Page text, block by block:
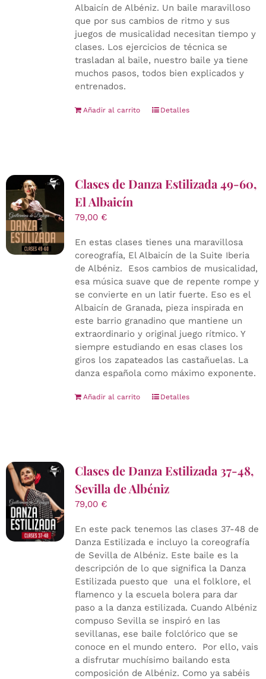
Albaicín de Albéniz. Un baile maravilloso
que por sus cambios de ritmo y sus
juegos de musicalidad necesitan tiempo y
clases. Los ejercicios de técnica se
trasladan al baile, nuestro baile ya tiene
muchos pasos, todos bien explicados y
entrenados.
Añadir al carrito Detalles
Clases de Danza Estilizada 49-60,
El Albaicín
79,00 €
En estas clases tienes una maravillosa
coreografía, El Albaicín de la Suite Iberia
de Albéniz. Esos cambios de musicalidad,
esa música suave que de repente rompe y
se convierte en un latir fuerte. Eso es el
Albaicín de Granada, pieza inspirada en
este barrio granadino que mantiene un
extraordinario y original juego rítmico. Y
siempre estudiando en esas clases los
giros los zapateados las castañuelas. La
danza española como máximo exponente.
Añadir al carrito Detalles
Clases de Danza Estilizada 37-48,
Sevilla de Albéniz
79,00 €
En este pack tenemos las clases 37-48 de
Danza Estilizada e incluyo la coreografía
de Sevilla de Albéniz. Este baile es la
descripción de lo que significa la Danza
Estilizada puesto que una el folklore, el
flamenco y la escuela bolera para dar
paso a la danza estilizada. Cuando Albéniz
compuso Sevilla se inspiró en las
sevillanas, ese baile folclórico que se
conoce en el mundo entero. Por ello, vais
a disfrutar muchísimo bailando esta
composición de Albéniz. Como ya sabéis